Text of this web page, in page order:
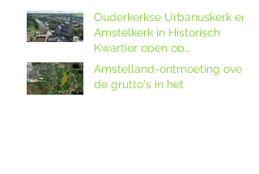
Ouderkerkse Urbanuskerk en
Amstelkerk in Historisch
Kwartier open op
Amstellanddag met
rondleidingen,
fototentoonstelling en
Amstelland-ontmoeting over
de grutto's in het